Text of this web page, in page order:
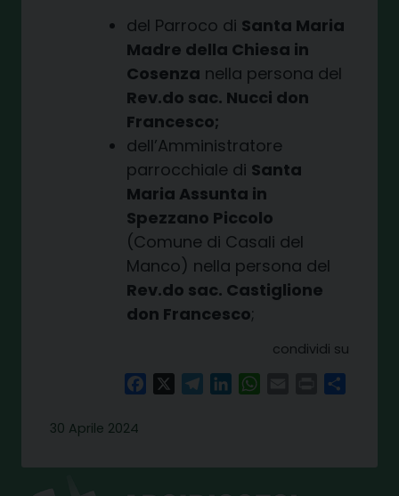
del Parroco di Santa Maria
Madre della Chiesa in
Cosenza nella persona del
Rev.do sac. Nucci don
Francesco;
dell’Amministratore
parrocchiale di Santa
Maria Assunta in
Spezzano Piccolo
(Comune di Casali del
Manco) nella persona del
Rev.do sac. Castiglione
don Francesco;
condividi su
FacebookTelegramLinkedInWhatsAppPrint
30 Aprile 2024